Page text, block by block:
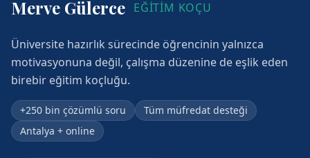
Merve Gülerce EĞİTİM KOÇU
Üniversite hazırlık sürecinde öğrencinin yalnızca
motivasyonuna değil, çalışma düzenine de eşlik eden
birebir eğitim koçluğu.
+250 bin çözümlü soru
Tüm müfredat desteği
Antalya + online